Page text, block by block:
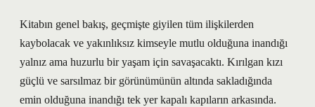
Kitabın genel bakış, geçmişte giyilen tüm ilişkilerden
kaybolacak ve yakınlıksız kimseyle mutlu olduğuna inandığı
yalnız ama huzurlu bir yaşam için savaşacaktı. Kırılgan kızı
güçlü ve sarsılmaz bir görünümünün altında sakladığında
emin olduğuna inandığı tek yer kapalı kapıların arkasında.